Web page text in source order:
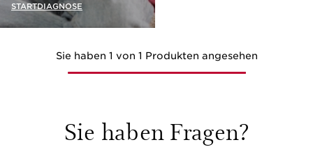
STARTDIAGNOSE
Sie haben 1 von 1 Produkten angesehen
Sie haben Fragen?